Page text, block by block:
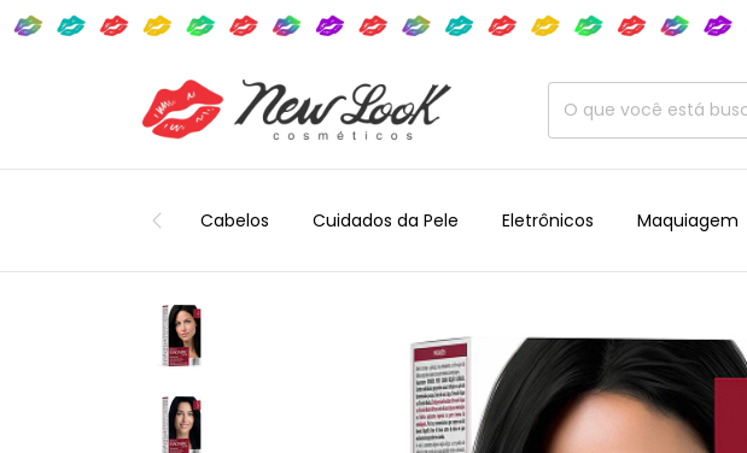
Cabelos Cuidados da Pele Eletrônicos Maquiagem